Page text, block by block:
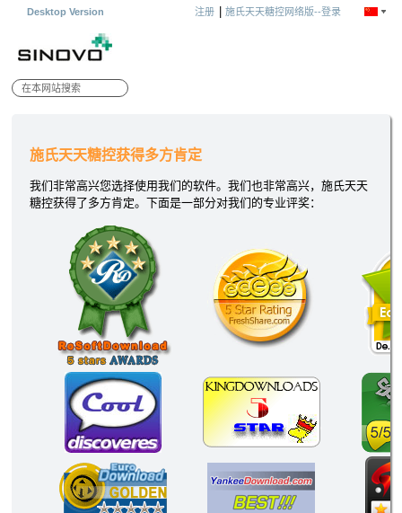
Desktop Version 注册| 施氏天天糖控网络版--登录
施氏天天糖控获得多方肯定
我们非常高兴您选择使用我们的软件。我们也非常高兴，施氏天天
糖控获得了多方肯定。下面是一部分对我们的专业评奖：